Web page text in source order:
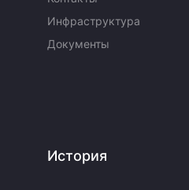
Инфраструктура
Документы
История